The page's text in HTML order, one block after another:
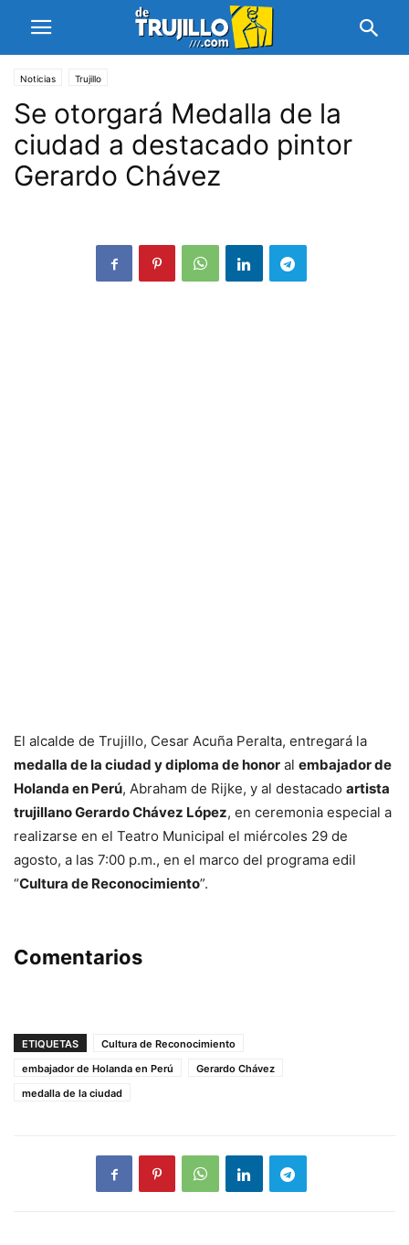
Noticias Trujillo
Se otorgará Medalla de la
ciudad a destacado pintor
Gerardo Chávez
El alcalde de Trujillo, Cesar Acuña Peralta, entregará la
medalla de la ciudad y diploma de honor al embajador de
Holanda en Perú, Abraham de Rijke, y al destacado artista
trujillano Gerardo Chávez López, en ceremonia especial a
realizarse en el Teatro Municipal el miércoles 29 de
agosto, a las 7:00 p.m., en el marco del programa edil
“Cultura de Reconocimiento”.
Comentarios
ETIQUETAS
Cultura de Reconocimiento
embajador de Holanda en Perú
Gerardo Chávez
medalla de la ciudad